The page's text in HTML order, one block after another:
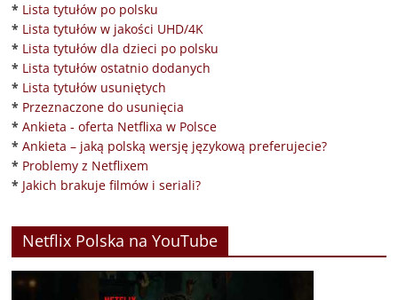
* Lista tytułów po polsku
* Lista tytułów w jakości UHD/4K
* Lista tytułów dla dzieci po polsku
* Lista tytułów ostatnio dodanych
* Lista tytułów usuniętych
* Przeznaczone do usunięcia
* Ankieta - oferta Netflixa w Polsce
* Ankieta – jaką polską wersję językową preferujecie?
* Problemy z Netflixem
* Jakich brakuje filmów i seriali?
Netflix Polska na YouTube